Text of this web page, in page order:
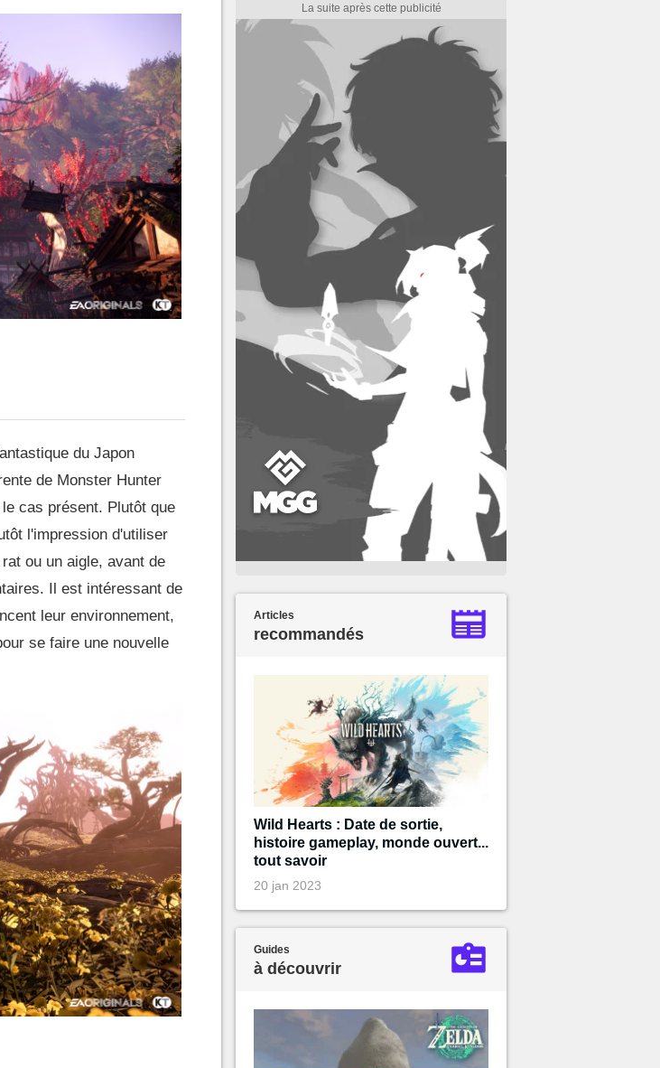
du Japon
de Monster Hunter
cas présent. Plutôt que
l'impression d'utiliser
ou un aigle, avant de
Il est intéressant de
leur environnement,
se faire une nouvelle
Articles
recommandés
Wild Hearts : Date de sortie,
histoire gameplay, monde ouvert...
tout savoir
20 jan 2023
Guides
à découvrir